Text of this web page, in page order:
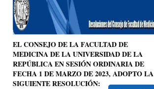
EL CONSEJO DE LA FACULTAD DE
MEDICINA DE LA UNIVERSIDAD DE LA
REPÚBLICA EN SESIÓN ORDINARIA DE
FECHA 1 DE MARZO DE 2023, ADOPTO LA
SIGUIENTE RESOLUCIÓN: